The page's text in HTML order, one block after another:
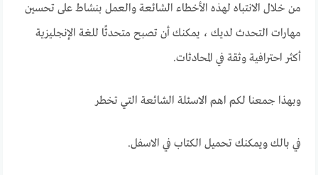
من خلال الانتباه لهذه الأخطاء الشائعة والعمل بنشاط على تحسين
مهارات التحدث لديك ، يمكنك أن تصبح متحدثًا للغة الإنجليزية
أكثر احترافية وثقة في المحادثات.
وبهذا جمعنا لكم اهم الاسئلة الشائعة التي تخطر
في بالك ويمكنك تحميل الكتاب في الاسفل.